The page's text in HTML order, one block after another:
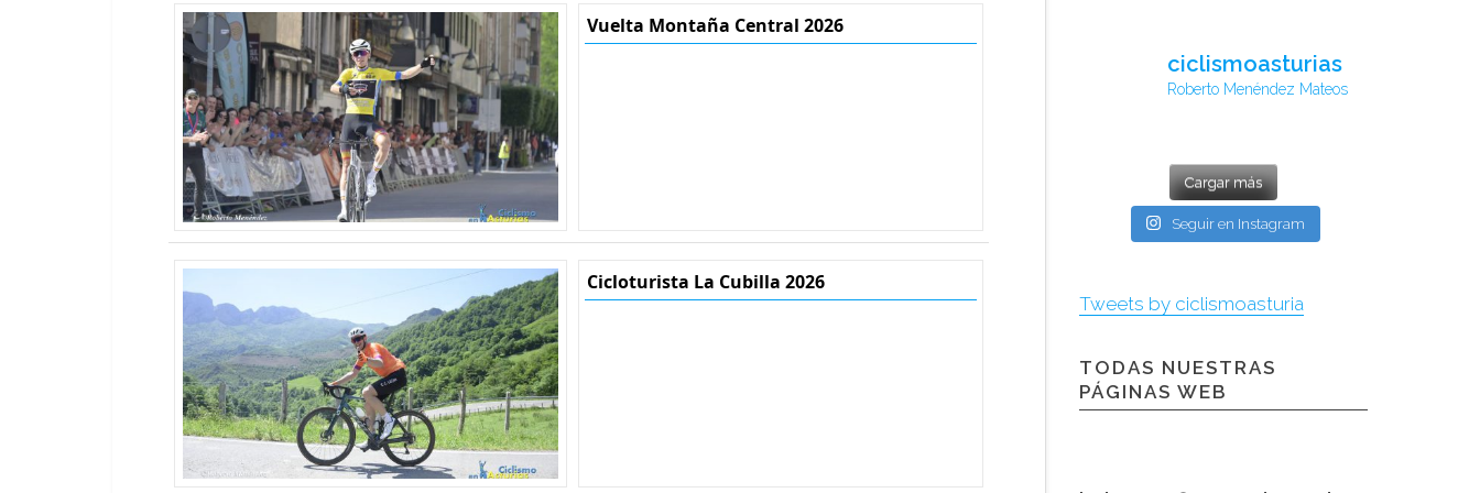
Vuelta Montaña Central 2026
Cicloturista La Cubilla 2026
ciclismoasturias
Roberto Menéndez Mateos
Cargar más
Seguir en Instagram
Tweets by ciclismoasturia
TODAS NUESTRAS
PÁGINAS WEB